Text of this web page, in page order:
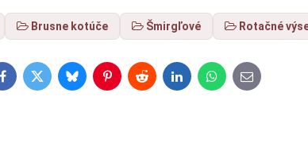
Brusne kotúče Šmirgľové Rotačné
FacebookTwitterBlueskyPinterestRedditLinkedInWhatsApp
E-
mail